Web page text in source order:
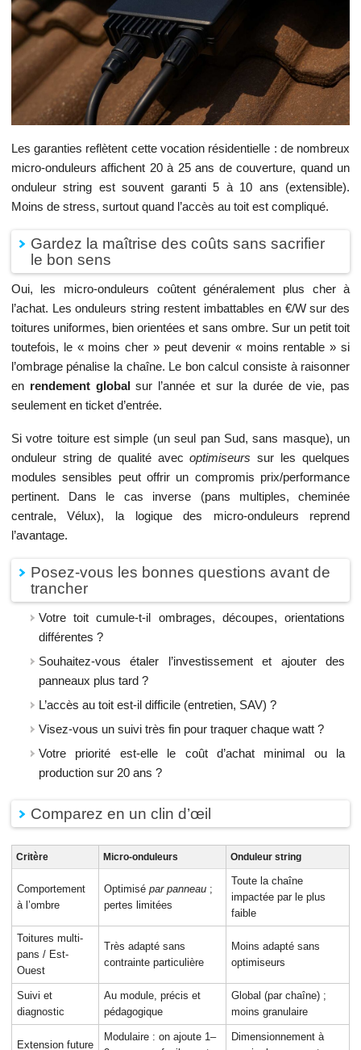
Les garanties reflètent cette vocation résidentielle : de nombreux
micro-onduleurs affichent 20 à 25 ans de couverture, quand un
onduleur string est souvent garanti 5 à 10 ans (extensible).
Moins de stress, surtout quand l’accès au toit est compliqué.
Gardez la maîtrise des coûts sans sacrifier
le bon sens
Oui, les micro-onduleurs coûtent généralement plus cher à
l’achat. Les onduleurs string restent imbattables en €/W sur des
toitures uniformes, bien orientées et sans ombre. Sur un petit toit
toutefois, le « moins cher » peut devenir « moins rentable » si
l’ombrage pénalise la chaîne. Le bon calcul consiste à raisonner
en rendement globalsur l’année et sur la durée de vie, pas
seulement en ticket d’entrée.
Si votre toiture est simple (un seul pan Sud, sans masque), un
onduleur string de qualité avecoptimiseurs sur les quelques
modules sensibles peut offrir un compromis prix/performance
pertinent. Dans le cas inverse (pans multiples, cheminée
centrale, Vélux), la logique des micro-onduleurs reprend
l’avantage.
Posez-vous les bonnes questions avant de
trancher
Votre toit cumule-t-il ombrages, découpes, orientations
différentes ?
Souhaitez-vous étaler l’investissement et ajouter des
panneaux plus tard ?
L’accès au toit est-il difficile (entretien, SAV) ?
Visez-vous un suivi très fin pour traquer chaque watt ?
Votre priorité est-elle le coût d’achat minimal ou la
production sur 20 ans ?
Comparez en un clin d’œil
Critère Micro-onduleurs Onduleur string
Comportement
à l’ombre
Optimisé par panneau;
pertes limitées
Toute la chaîne
impactée par le plus
faible
Toitures multi-
pans / Est-
Ouest
Très adapté sans
contrainte particulière
Moins adapté sans
optimiseurs
Suivi et
diagnostic
Au module, précis et
pédagogique
Global (par chaîne) ;
moins granulaire
Extension future
Modulaire : on ajoute 1–
Dimensionnement à